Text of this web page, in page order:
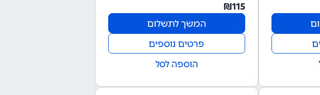
115
₪
המשך לתשלום
פרטים נוספים
הוספה לסל